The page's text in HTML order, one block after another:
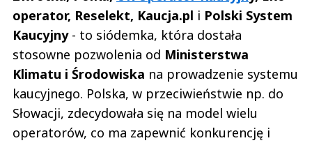
operator, Reselekt, Kaucja.pl i Polski System
Kaucyjny- to siódemka, która dostała
stosowne pozwolenia od Ministerstwa
Klimatu i Środowiska na prowadzenie systemu
kaucyjnego. Polska, w przeciwieństwie np. do
Słowacji, zdecydowała się na model wielu
operatorów, co ma zapewnić konkurencję i